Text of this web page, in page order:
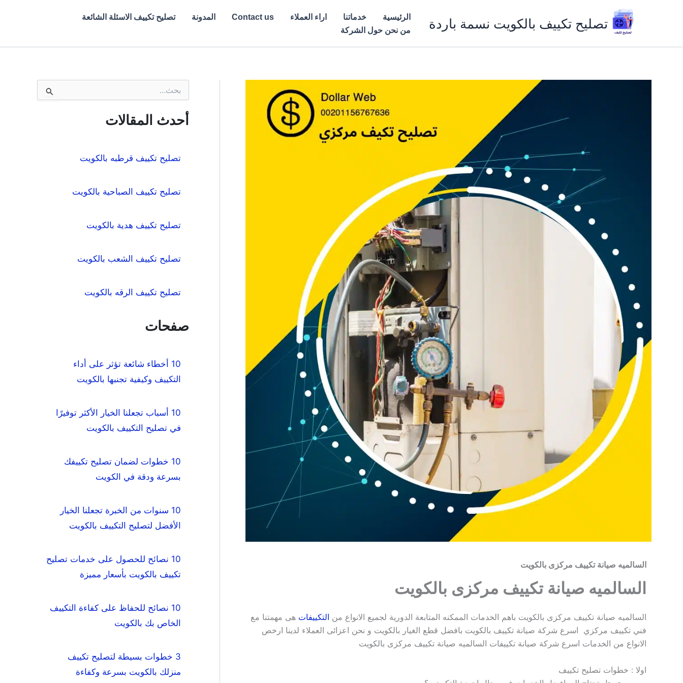
تصليح تكييف بالكويت نسمة باردة الرئيسية خدماتنا اراء العملاء Contact us المدونة
تصليح تكييف الاسئلة الشائعة
من نحن حول الشركة
السالميه صيانة تكييف مركزى بالكويت
السالميه صيانة تكييف مركزى بالكويت
السالميه صيانة تكييف مركزى بالكويت باهم الخدمات الممكنه المتابعة الدورية لجميع الانواع من التكييفات هى مهمتنا مع
فني تكييف مركزي اسرع شركة صيانة تكييف بالكويت بافضل قطع الغيار بالكويت و نحن اعزائى العملاء لدينا ارخص
الانواع من الخدمات اسرع شركة صيانة تكييفات السالميه صيانة تكييف مركزى بالكويت
اولا : خطوات تصليح تكييف
ح
ث
أحدث المقالات
تصليح تكييف قرطبه بالكويت
تصليح تكييف الصباحية بالكويت
تصليح تكييف هدية بالكويت
تصليح تكييف الشعب بالكويت
تصليح تكييف الرقه بالكويت
صفحات
10 أخطاء شائعة تؤثر على أداء
التكييف وكيفية تجنبها بالكويت
10 أسباب تجعلنا الخيار الأكثر توفيرًا
في تصليح التكييف بالكويت
10 خطوات لضمان تصليح تكييفك
بسرعة ودقة في الكويت
10 سنوات من الخبرة تجعلنا الخيار
الأفضل لتصليح التكييف بالكويت
10 نصائح للحصول على خدمات تصليح
تكييف بالكويت بأسعار مميزة
10 نصائح للحفاظ على كفاءة التكييف
الخاص بك بالكويت
3 خطوات بسيطة لتصليح تكييف
منزلك بالكويت بسرعة وكفاءة